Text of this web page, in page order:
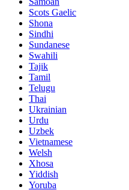
Scots Gaelic
Shona
Sindhi
Sundanese
Swahili
Tajik
Tamil
Telugu
Thai
Ukrainian
Urdu
Uzbek
Vietnamese
Welsh
Xhosa
Yiddish
Yoruba